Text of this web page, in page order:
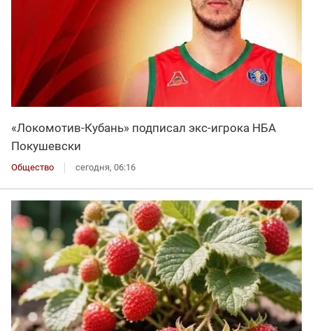
«Локомотив-Кубань» подписал экс-игрока НБА
Покушевски
Общество сегодня, 06:16